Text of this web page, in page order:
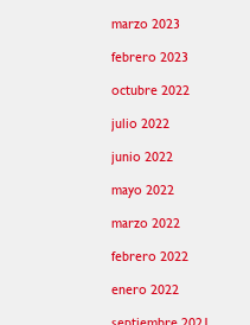
marzo 2023
febrero 2023
octubre 2022
julio 2022
junio 2022
mayo 2022
marzo 2022
febrero 2022
enero 2022